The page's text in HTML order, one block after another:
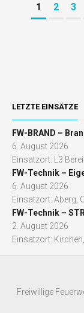
1 2 3
LETZTE EINSÄTZE
FW-BRAND –
6. August 2026
Einsatzort: L3
FW-Technik –
6. August 2026
Einsatzort: Aberg,
FW-Technik –
2. August 2026
Einsatzort:
Freiwillige